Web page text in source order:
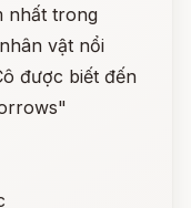
nhất trong
vật nổi
được biết đến